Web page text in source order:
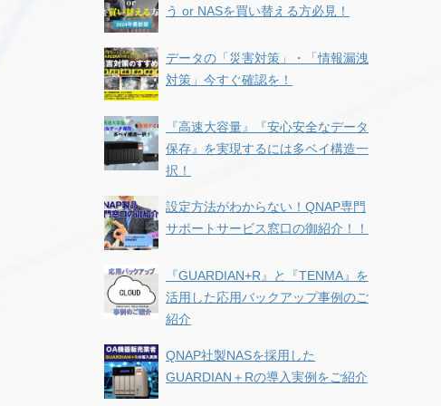
う or NASを買い替える方必見！
データの「災害対策」・「情報漏洩
対策」今すぐ確認を！
『高速大容量』『安心安全なデータ
保存』を実現するには多ベイ構造一
択！
設定方法がわからない！QNAP専門
サポートサービス窓口の御紹介！！
『GUARDIAN+R』と『TENMA』を
活用した応用バックアップ事例のご
紹介
QNAP社製NASを採用した
GUARDIAN＋Rの導入実例をご紹介